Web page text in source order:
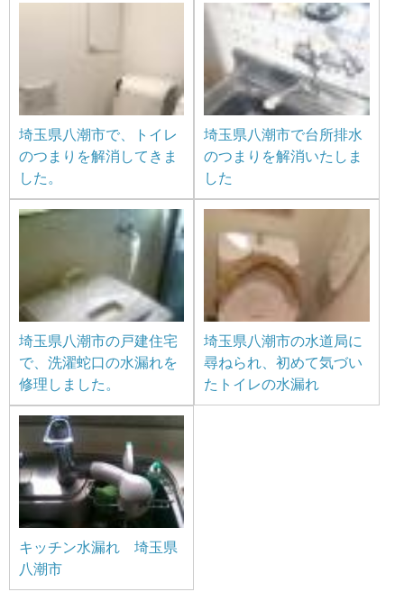
埼玉県八潮市で、トイレ
のつまりを解消してきま
した。
埼玉県八潮市で台所排水
のつまりを解消いたしま
した
埼玉県八潮市の戸建住宅
で、洗濯蛇口の水漏れを
修理しました。
埼玉県八潮市の水道局に
尋ねられ、初めて気づい
たトイレの水漏れ
キッチン水漏れ 埼玉県
八潮市